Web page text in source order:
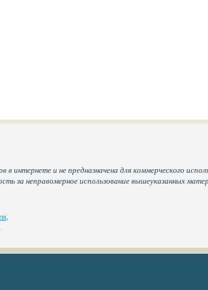
интернете и не предназначена для коммерческого
за неправомерное использование вышеуказанных